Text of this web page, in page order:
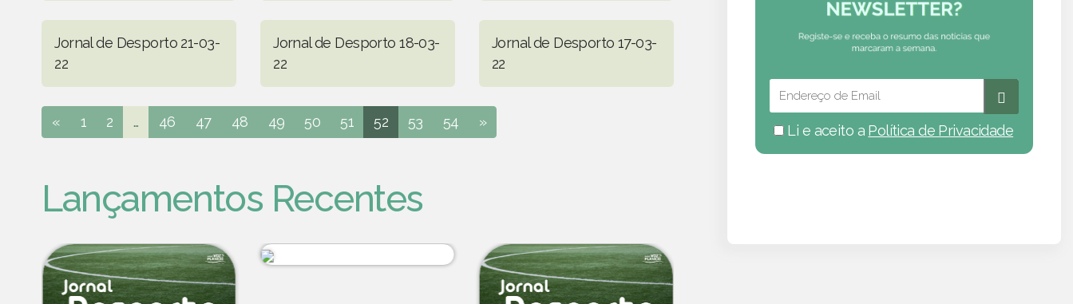
Jornal de Desporto 21-03-
22
Jornal de Desporto 18-03-
22
Jornal de Desporto 17-03-
22
« 1 2 ... 46 47 48 49 50 51 52 53 54 »
Lançamentos Recentes
Li e aceito a Política de Privacidade